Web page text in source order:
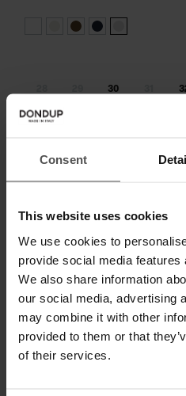
Consent
This website uses cookies
We use cookies to
provide social media features
We also share information
our social media, advertising
may combine it with other
provided to them or that
of their services.
30
36
Taglia non disponibile? Avvisami
Paga in 3 o 4 rate senza interessi.
SPEDIZIONE E RESO
SPECIFICHE TECNICHE